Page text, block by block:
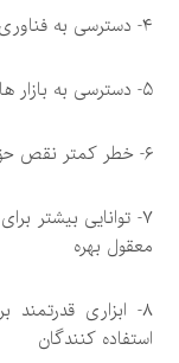
۴- دسترسی به فناوری از طریق لیسانس دو جانبه
۵- دسترسی به بازار های جدید
۶- خطر کمتر نقص حق
۷- توانایی بیشتر
معقول بهره
۸- ابزاری قدرتمند
استفاده کنندگان